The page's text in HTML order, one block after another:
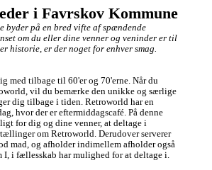
år.
Torben Lautrup
med flere gode
venner. Jeg
kommer fra
Grækenland og har
boet her i snart 15
chef i Aarhus. Jeg
er ellers meget nem
til at snakke med
om alt (nemme og
"dybere emner")
kan lige at være
aktiv
(løb,cykling,fodbold).
Så mangler du en
i Favrskov Kommune
byder på en bred vifte af spændende
om du eller dine venner og veninder er til
historie, er der noget for enhver smag.
med tilbage til 60'er og 70'erne. Når du
vil du bemærke den unikke og særlige
dig tilbage i tiden. Retroworld har en
hvor der er eftermiddagscafé. På denne
for dig og dine venner, at deltage i
om Retroworld. Derudover serverer
mad, og afholder indimellem afholder også
I, i fællesskab har mulighed for at deltage i.